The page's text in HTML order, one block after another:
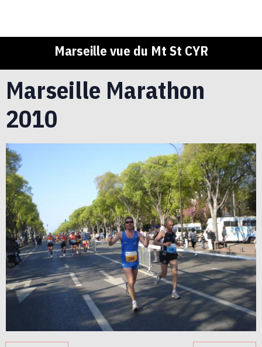
Marseille vue du Mt St CYR
Marseille Marathon
2010